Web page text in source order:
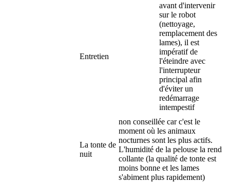
Entretien
avant d'intervenir
sur le robot
(nettoyage,
remplacement des
lames), il est
impératif de
l'éteindre avec
l'interrupteur
principal afin
d'éviter un
redémarrage
intempestif
La tonte de
nuit
non conseillée car c'est le
moment où les animaux
nocturnes sont les plus actifs.
L'humidité de la pelouse la rend
collante (la qualité de tonte est
moins bonne et les lames
s'abiment plus rapidement)